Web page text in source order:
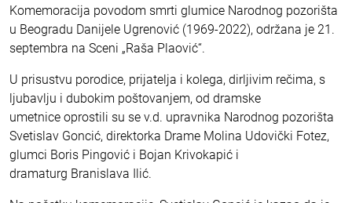
Komemoracija povodom smrti glumice Narodnog pozorišta
u Beogradu Danijele Ugrenović (1969-2022), održana je 21.
septembra na Sceni „Raša Plaović“.
U prisustvu porodice, prijatelja i kolega, dirljivim rečima, s
ljubavlju i dubokim poštovanjem, od dramske
umetnice oprostili su se v.d. upravnika Narodnog pozorišta
Svetislav Goncić, direktorka Drame Molina Udovički Fotez,
glumci Boris Pingović i Bojan Krivokapić i
dramaturg Branislava Ilić.